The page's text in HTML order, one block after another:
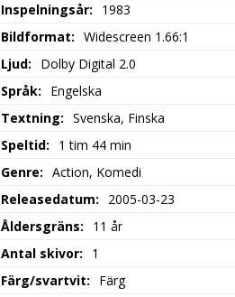
Inspelningsår
1983
Bildformat
Widescreen 1.66:1
Ljud
Dolby Digital 2.0
Språk
Engelska
Textning
Svenska, Finska
Speltid
1 tim 44 min
Genre
Action, Komedi
Releasedatum
2005-03-23
Åldersgräns
11 år
Antal skivor
1
Färg/svartvit
Färg